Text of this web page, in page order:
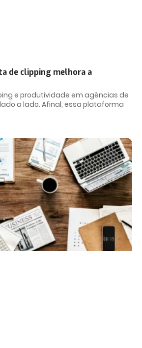
de clipping melhora a
e produtividade em agências de
a lado. Afinal, essa plataforma